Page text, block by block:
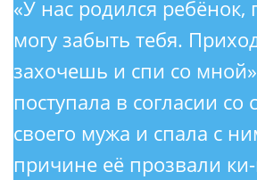
«У нас родился ребёнок,
могу забыть тебя.
захочешь и спи со
поступала в согласии со
своего мужа и спала с
причине её прозвали